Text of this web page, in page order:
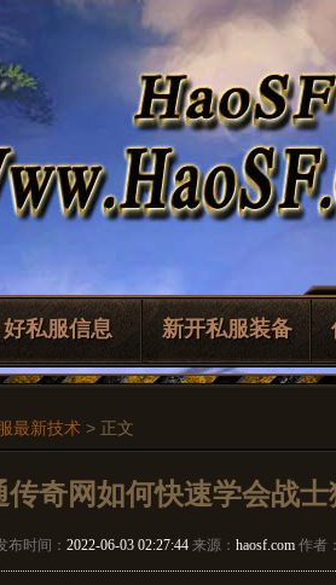
好私服信息 新开私服装备
最新技术 > 正文
传奇网如何快速学会战
布时间： 2022-06-03 02:27:44 来源： haosf.com 作者